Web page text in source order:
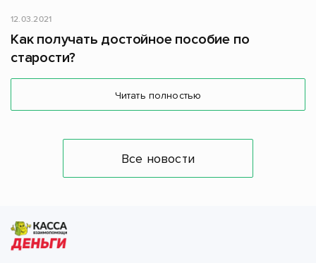
12.03.2021
Как получать достойное пособие по
старости?
Читать полностью
Все новости